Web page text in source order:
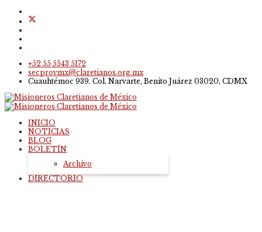
+52 55 5543 5172
secprovmx@claretianos.org.mx
Cuauhtémoc 939. Col. Narvarte, Benito Juárez 03020, CDMX
INICIO
NOTICIAS
BLOG
BOLETÍN
Archivo
DIRECTORIO